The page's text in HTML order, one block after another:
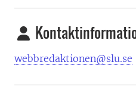
webbredaktionen@slu.se